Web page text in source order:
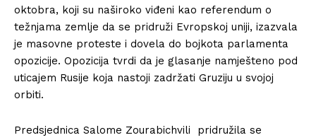
oktobra, koji su naširoko viđeni kao referendum o
težnjama zemlje da se pridruži Evropskoj uniji, izazvala
je masovne proteste i dovela do bojkota parlamenta
opozicije. Opozicija tvrdi da je glasanje namješteno pod
uticajem Rusije koja nastoji zadržati Gruziju u svojoj
orbiti.
Predsjednica Salome Zourabichvili pridružila se